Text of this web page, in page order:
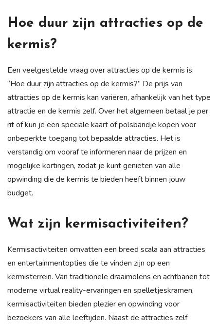
Hoe duur zijn attracties op de
kermis?
Een veelgestelde vraag over attracties op de kermis is:
“Hoe duur zijn attracties op de kermis?” De prijs van
attracties op de kermis kan variëren, afhankelijk van het type
attractie en de kermis zelf. Over het algemeen betaal je per
rit of kun je een speciale kaart of polsbandje kopen voor
onbeperkte toegang tot bepaalde attracties. Het is
verstandig om vooraf te informeren naar de prijzen en
mogelijke kortingen, zodat je kunt genieten van alle
opwinding die de kermis te bieden heeft binnen jouw
budget.
Wat zijn kermisactiviteiten?
Kermisactiviteiten omvatten een breed scala aan attracties
en entertainmentopties die te vinden zijn op een
kermisterrein. Van traditionele draaimolens en achtbanen tot
moderne virtual reality-ervaringen en spelletjeskramen,
kermisactiviteiten bieden plezier en opwinding voor
bezoekers van alle leeftijden. Naast de attracties zelf